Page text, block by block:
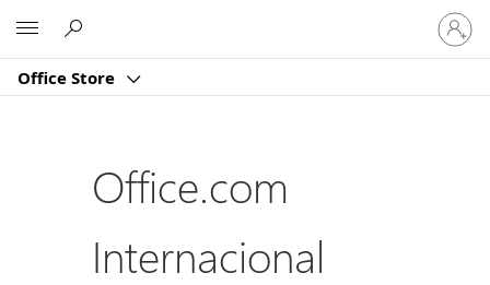
Office Store
Iniciar
sessão
na
Office.com
Internacional